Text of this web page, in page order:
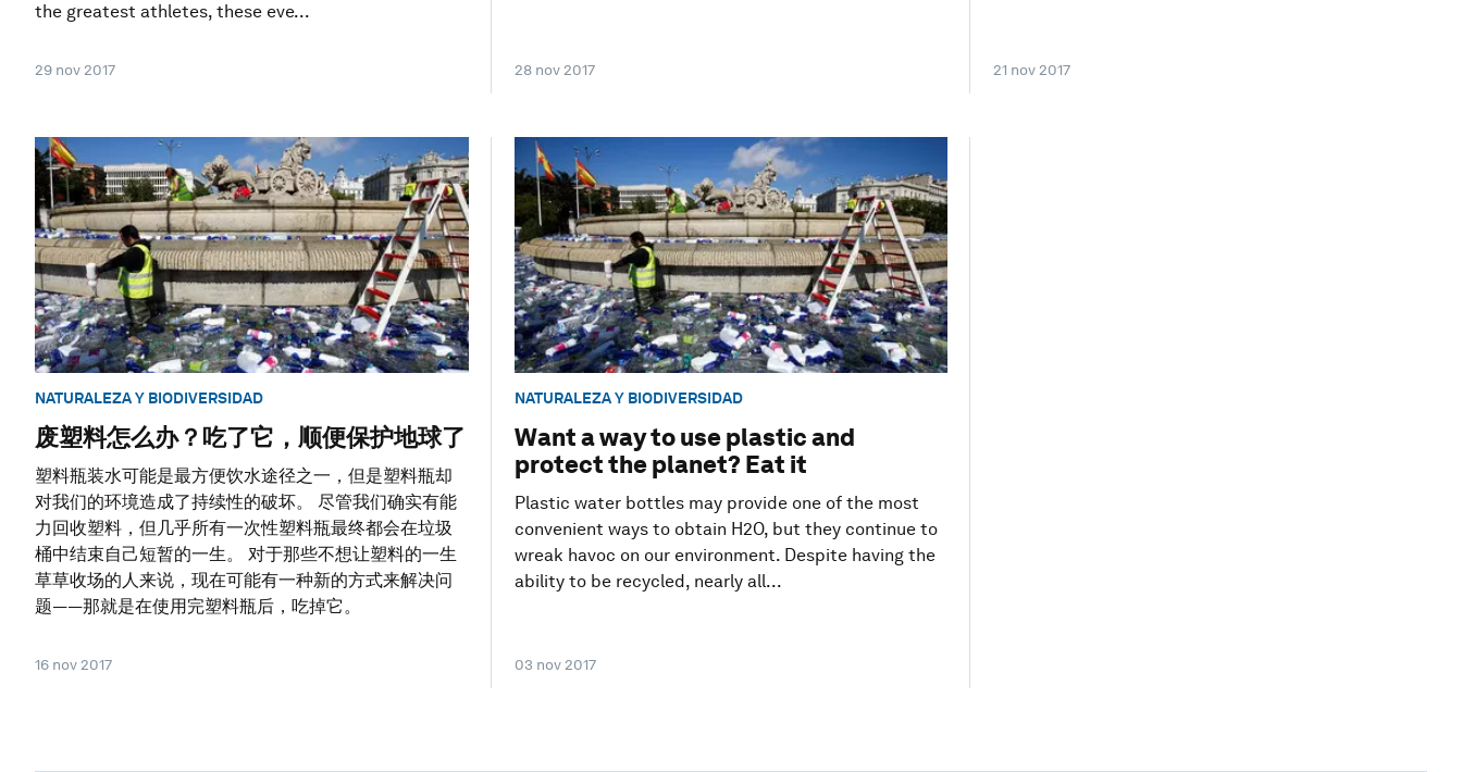
the greatest athletes, these eve...
29 nov 2017 28 nov 2017 21 nov 2017
NATURALEZA Y BIODIVERSIDAD
废塑料怎么办？吃了它，顺便保护地球了
塑料瓶装水可能是最方便饮水途径之一，但是塑料瓶却
对我们的环境造成了持续性的破坏。 尽管我们确实有能
力回收塑料，但几乎所有一次性塑料瓶最终都会在垃圾
桶中结束自己短暂的一生。 对于那些不想让塑料的一生
草草收场的人来说，现在可能有一种新的方式来解决问
题——那就是在使用完塑料瓶后，吃掉它。
16 nov 2017
NATURALEZA Y BIODIVERSIDAD
Want a way to use plastic and
protect the planet? Eat it
Plastic water bottles may provide one of the most
convenient ways to obtain H2O, but they continue to
wreak havoc on our environment. Despite having the
ability to be recycled, nearly all...
03 nov 2017